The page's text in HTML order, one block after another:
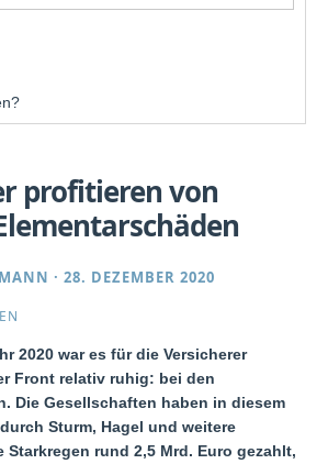
profitieren von
·28. DEZEMBER 2020
2020 war es für die Versicherer
Front relativ ruhig: bei den
Die Gesellschaften haben in diesem
Sturm, Hagel und weitere
Starkregen rund 2,5 Mrd. Euro gezahlt,